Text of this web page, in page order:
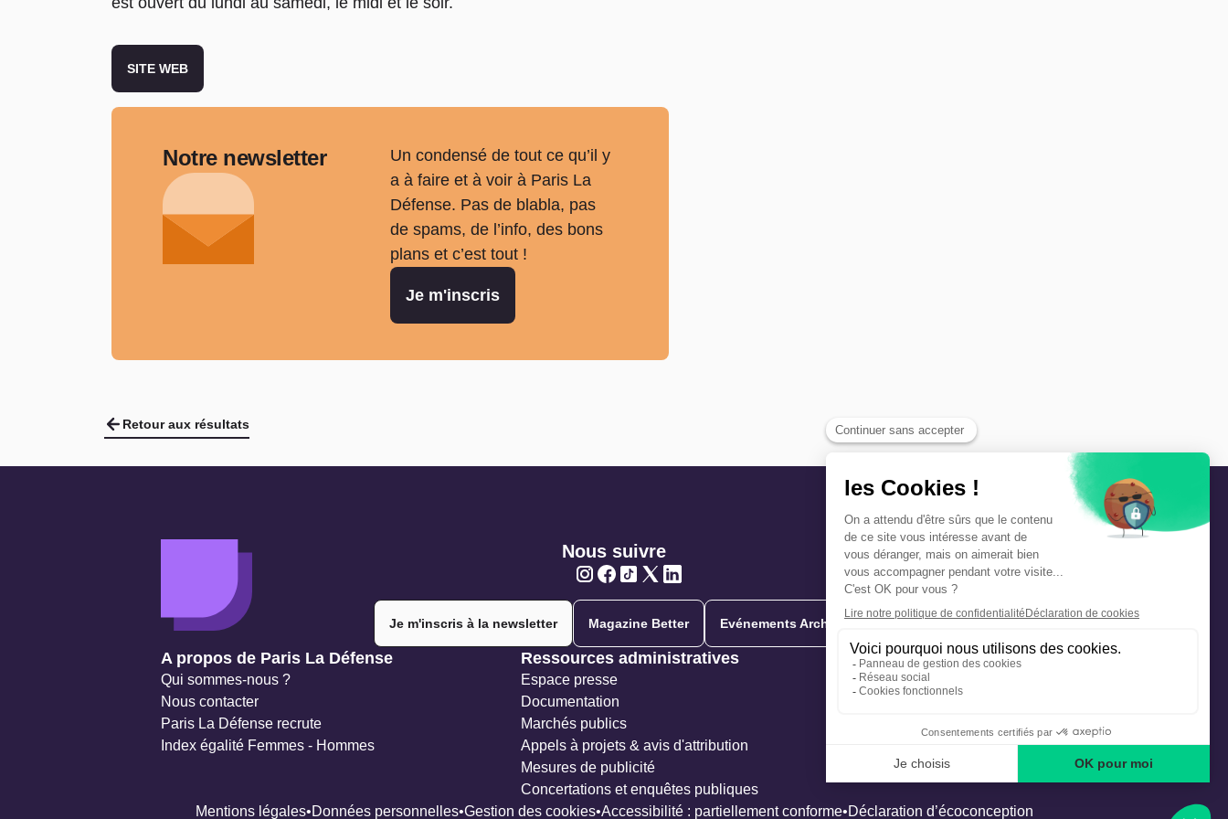
SITE WEB
Notre newsletter
Un condensé de tout ce qu’il y
a à faire et à voir à Paris La
Défense. Pas de blabla, pas
de spams, de l’info, des bons
plans et c’est tout !
Je m'inscris
Retour aux résultats
Nous suivre
Je m'inscris à la newsletter Magazine Better Evénements Archie
Navigation secondaire
A propos de Paris La Défense
Qui sommes-nous ?
Nous contacter
Paris La Défense recrute
Index égalité Femmes - Hommes
Ressources administratives
Espace presse
Documentation
Marchés publics
Appels à projets & avis d'attribution
Mesures de publicité
Concertations et enquêtes publiques
Précautions et sécurité
Plan de gestion des risques
Mentions légales Données personnelles Gestion des cookies Accessibilité : partiellement conforme Déclaration d’écoconception